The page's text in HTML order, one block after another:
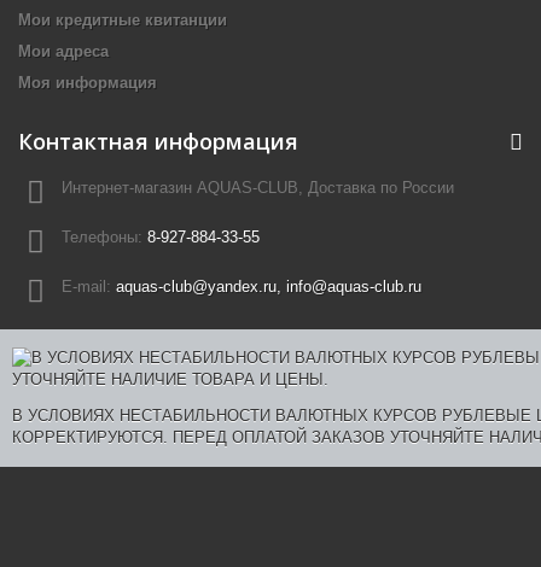
Мои кредитные квитанции
Мои адреса
Моя информация
Контактная информация
Интернет-магазин AQUAS-CLUB, Доставка по России
Телефоны: 8-927-884-33-55
E-mail: aquas-club@yandex.ru, info@aquas-club.ru
В УСЛОВИЯХ НЕСТАБИЛЬНОСТИ ВАЛЮТНЫХ КУРСОВ
КОРРЕКТИРУЮТСЯ. ПЕРЕД ОПЛАТОЙ ЗАКАЗОВ УТОЧНЯЙТЕ